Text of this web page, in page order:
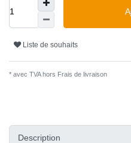
Liste de souhaits
* avec TVA hors Frais de livraison
Description